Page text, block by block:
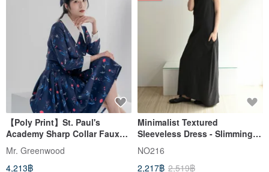
【Poly Print】St. Paul's
Academy Sharp Collar Faux
Two-Piece Dress | British
Wallace Little Dragon
Mr. Greenwood
4,213฿
Minimalist Textured
Sleeveless Dress - Slimming
Fit
NO216
2,217฿ 2,519฿